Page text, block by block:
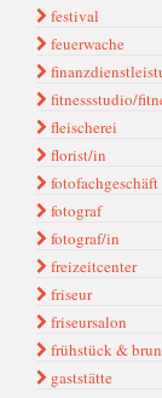
festival
feuerwache
fitnessstudio/
fleischerei
florist/in
fotofachgeschäft
fotograf
fotograf/in
freizeitcenter
friseur
friseursalon
frühstück &
gaststätte